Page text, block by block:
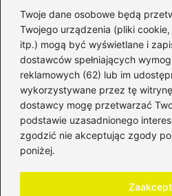
Twoje dane osobowe będą
Twojego urządzenia (pliki
itp.) mogą być wyświetlane i
dostawców spełniających
reklamowych (62) lub im
wykorzystywane przez tę
dostawcy mogę przetwarzać
podstawie uzasadnionego
zgodzić nie akceptując zgody
poniżej.
Fundusze
(36)
Giełda(28)
Inwestycje(49)
Rentowność(32)
Rozliczenia(196)
Świadczenia socjalne(59)
Waluty(21)
Windykacja(49)